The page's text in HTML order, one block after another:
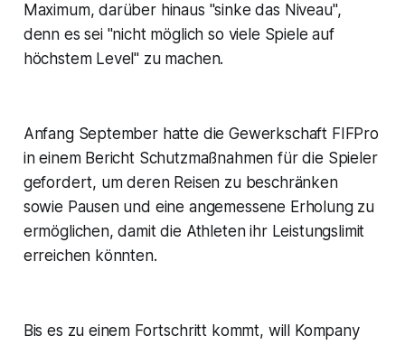
Maximum, darüber hinaus "sinke das Niveau",
denn es sei "nicht möglich so viele Spiele auf
höchstem Level" zu machen.
Anfang September hatte die Gewerkschaft FIFPro
in einem Bericht Schutzmaßnahmen für die Spieler
gefordert, um deren Reisen zu beschränken
sowie Pausen und eine angemessene Erholung zu
ermöglichen, damit die Athleten ihr Leistungslimit
erreichen könnten.
Bis es zu einem Fortschritt kommt, will Kompany